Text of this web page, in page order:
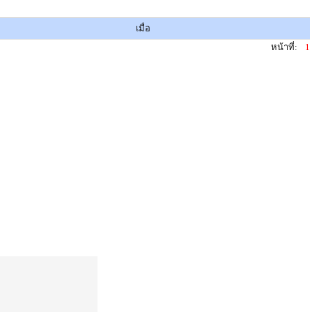
เมื่อ
หน้าที่: 1